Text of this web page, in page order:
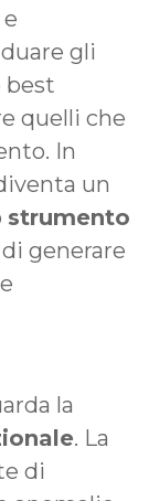
gli
best
quelli che
In
un
strumento
generare
la
. La
di